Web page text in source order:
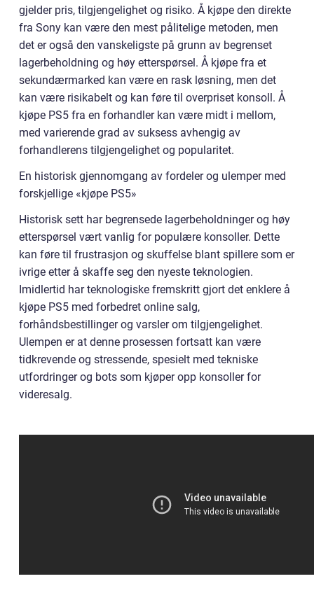
gjelder pris, tilgjengelighet og risiko. Å kjøpe den direkte
fra Sony kan være den mest pålitelige metoden, men
det er også den vanskeligste på grunn av begrenset
lagerbeholdning og høy etterspørsel. Å kjøpe fra et
sekundærmarked kan være en rask løsning, men det
kan være risikabelt og kan føre til overpriset konsoll. Å
kjøpe PS5 fra en forhandler kan være midt i mellom,
med varierende grad av suksess avhengig av
forhandlerens tilgjengelighet og popularitet.
En historisk gjennomgang av fordeler og ulemper med
forskjellige «kjøpe PS5»
Historisk sett har begrensede lagerbeholdninger og høy
etterspørsel vært vanlig for populære konsoller. Dette
kan føre til frustrasjon og skuffelse blant spillere som er
ivrige etter å skaffe seg den nyeste teknologien.
Imidlertid har teknologiske fremskritt gjort det enklere å
kjøpe PS5 med forbedret online salg,
forhåndsbestillinger og varsler om tilgjengelighet.
Ulempen er at denne prosessen fortsatt kan være
tidkrevende og stressende, spesielt med tekniske
utfordringer og bots som kjøper opp konsoller for
videresalg.